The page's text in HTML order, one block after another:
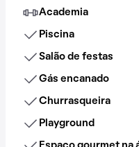
Academia
Piscina
Salão de festas
Gás encanado
Churrasqueira
Playground